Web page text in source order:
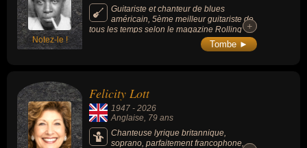
Notez-le !
Guitariste et chanteur de blues
américain, 5ème meilleur guitariste de
tous les temps selon le magazine Rolling
Stone en 2003, il est devenu une légende et
une grande source d'inspiration pour des
les plus connues sont « Cross Road Blues »
(1936), « Sweet Home Chicago » (1936) ou
« Love in Vain » (1937).
+
+
Tombe ►
Felicity Lott
1947 - 2026
Anglaise, 79 ans
Chanteuse lyrique britannique,
soprano, parfaitement francophone,